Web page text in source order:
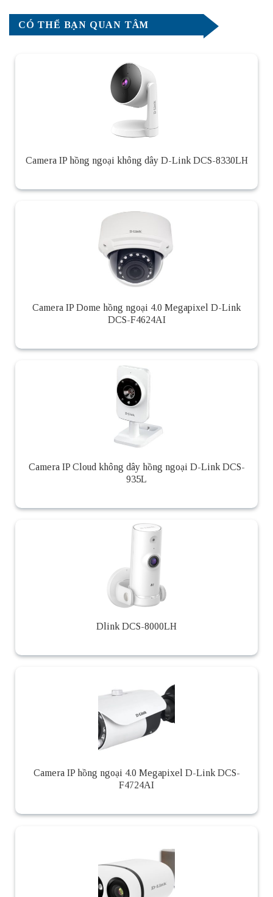
CÓ THỂ BẠN QUAN TÂM
Camera IP hồng ngoại không dây D-Link DCS-8330LH
Camera IP Dome hồng ngoại 4.0 Megapixel D-Link
DCS-F4624AI
Camera IP Cloud không dây hồng ngoại D-Link DCS-
935L
Dlink DCS-8000LH
Camera IP hồng ngoại 4.0 Megapixel D-Link DCS-
F4724AI